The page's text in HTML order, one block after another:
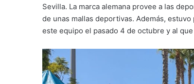
Sevilla. La marca alemana provee a las
de unas mallas deportivas. Además,
este equipo el pasado 4 de octubre y al